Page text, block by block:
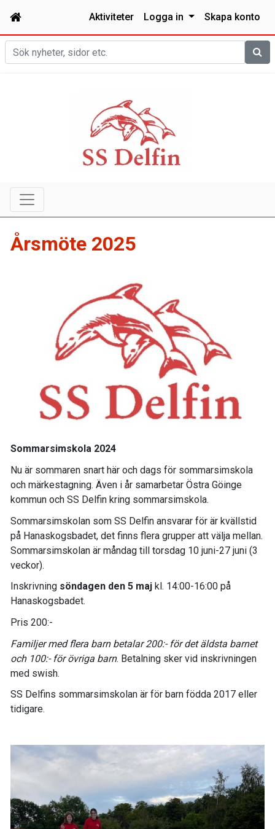
Aktiviteter Logga in Skapa konto
Sök
Årsmöte 2025
Sommarsimskola 2024
Nu är sommaren snart här och dags för sommarsimskola
och märkestagning. Även i år samarbetar Östra Göinge
kommun och SS Delfin kring sommarsimskola.
Sommarsimskolan som SS Delfin ansvarar för är kvällstid
på Hanaskogsbadet, det finns flera grupper att välja mellan.
Sommarsimskolan är måndag till torsdag 10 juni-27 juni (3
veckor).
Inskrivning söndagen den 5 maj kl. 14:00-16:00 på
Hanaskogsbadet.
Pris 200:-
Familjer med flera barn betalar 200:- för det äldsta barnet
och 100:- för övriga barn. Betalning sker vid inskrivningen
med swish.
SS Delfins sommarsimskolan är för barn födda 2017 eller
tidigare.